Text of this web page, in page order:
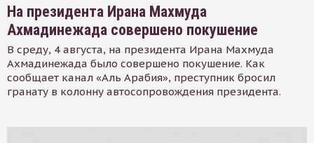
На президента Ирана Махмуда
Ахмадинежада совершено покушение
В среду, 4 августа, на президента Ирана Махмуда
Ахмадинежада было совершено покушение. Как
сообщает канал «Аль Арабия», преступник бросил
гранату в колонну автосопровождения президента.